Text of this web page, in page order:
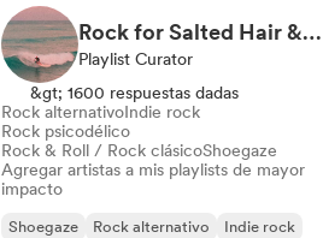
Rock for Salted Hair & Sandy Toes
Playlist Curator
&gt; 1600 respuestas dadas
Rock alternativoIndie rock
Rock psicodélico
Rock & Roll / Rock clásicoShoegaze
Agregar artistas a mis playlists de mayor
impacto
Shoegaze Rock alternativo
Indie rock